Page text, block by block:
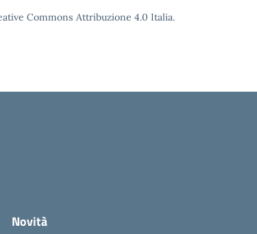
Commons Attribuzione 4.0 Italia.
Novità